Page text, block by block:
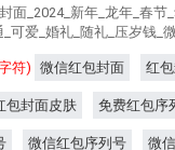
面_2024_新年_龙年_春节_
可爱_婚礼_随礼_压岁钱_
符) 微信红包封面 红
包封面皮肤 免费红包序
微信红包序列号 微